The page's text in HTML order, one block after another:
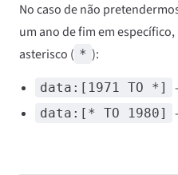
No caso de não
um ano de fim em
asterisco ( * ):
data:[1971 TO *] -
data:[* TO 1980] -